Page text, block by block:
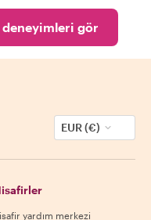
gör
EUR (€)
yardım merkezi